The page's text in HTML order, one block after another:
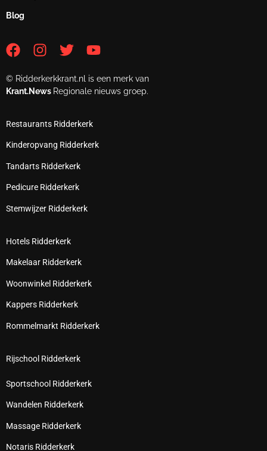
Blog
© Ridderkerkkrant.nl is een merk van
Krant.News Regionale nieuws groep.
Restaurants Ridderkerk
Kinderopvang Ridderkerk
Tandarts Ridderkerk
Pedicure Ridderkerk
Stemwijzer Ridderkerk
Hotels Ridderkerk
Makelaar Ridderkerk
Woonwinkel Ridderkerk
Kappers Ridderkerk
Rommelmarkt Ridderkerk
Rijschool Ridderkerk
Sportschool Ridderkerk
Wandelen Ridderkerk
Massage Ridderkerk
Notaris Ridderkerk